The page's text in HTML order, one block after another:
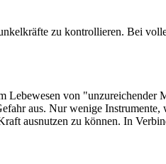
zu kontrollieren. Bei
von "unzureichender
aus. Nur wenige
ausnutzen zu können. In